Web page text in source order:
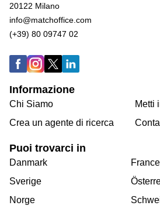
20122 Milano
info@matchoffice.com
(+39) 80 09747 02
Informazione
Chi Siamo
Crea un agente di ricerca
Metti
Puoi trovarci in
Danmark
Sverige
Norge
France